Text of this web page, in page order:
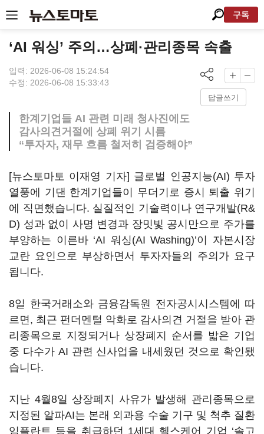
구독
‘AI 워싱’ 주의…상폐·관리종목 속출
입력: 2026-06-08 15:24:54
수정: 2026-06-08 15:33:43
답글쓰기
한계기업들 AI 관련 미래 청사진에도
감사의견거절에 상폐 위기 시름
“투자자, 재무 흐름 철저히 검증해야”
[뉴스토마토 이재영 기자] 글로벌 인공지능(AI) 투자
열풍에 기댄 한계기업들이 무더기로 증시 퇴출 위기
에 직면했습니다. 실질적인 기술력이나 연구개발(R&
D) 성과 없이 사명 변경과 장밋빛 공시만으로 주가를
부양하는 이른바 ‘AI 워싱(AI Washing)’이 자본시장
교란 요인으로 부상하면서 투자자들의 주의가 요구
됩니다.
8일 한국거래소와 금융감독원 전자공시시스템에 따
르면, 최근 펀더멘털 악화로 감사의견 거절을 받아 관
리종목으로 지정되거나 상장폐지 순서를 밟은 기업
중 다수가 AI 관련 신사업을 내세웠던 것으로 확인됐
습니다.
지난 4월8일 상장폐지 사유가 발생해 관리종목으로
지정된 알파AI는 본래 외과용 수술 기구 및 척추 질환
임플란트 등을 취급하던 1세대 헬스케어 기업 ‘솔고